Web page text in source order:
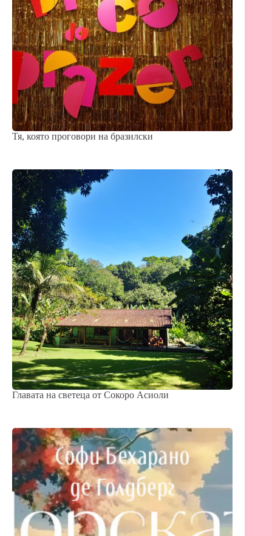
Тя, която проговори на бразилски
Главата на светеца от Сокоро Асиоли